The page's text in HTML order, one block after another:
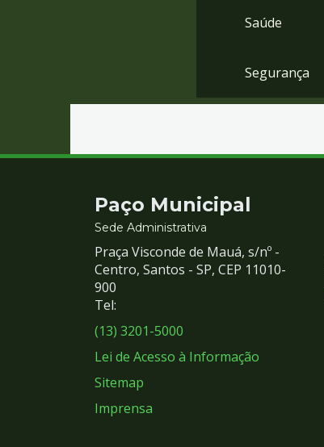
Saúde
Segurança
Contato
e
Redes
Sociais
Paço Municipal
Sede Administrativa
Praça Visconde de Mauá, s/nº -
Centro, Santos - SP, CEP 11010-
900
Tel:
(13) 3201-5000
Lei de Acesso à Informação
Sitemap
Imprensa